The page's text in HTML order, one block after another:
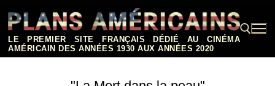
contenu
LE PREMIER SITE FRANÇAIS DÉDIÉ AU CINÉMA
AMÉRICAIN DES ANNÉES 1930 AUX ANNÉES 2020